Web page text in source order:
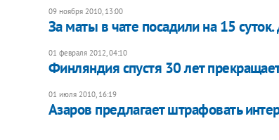
09 ноября 2010, 13:00
За маты в чате посадили на 15
01 февраля 2012, 04:10
Финляндия спустя 30 лет
01 июля 2010, 16:19
Азаров предлагает штрафовать